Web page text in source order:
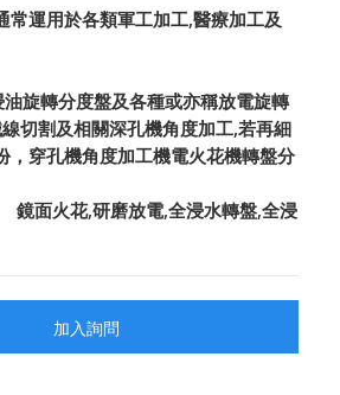
常運用於各類軍工加工,醫療加工及
旋轉分度盤及各種或亦稱放電旋轉
切割及相關深孔機角度加工,若再細
，穿孔機角度加工機電火花機轉盤分
鏡面火花,研磨放電,全浸水轉盤,全浸